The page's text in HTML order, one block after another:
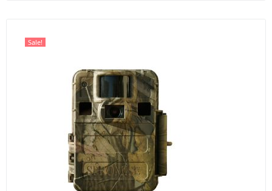
Sale!